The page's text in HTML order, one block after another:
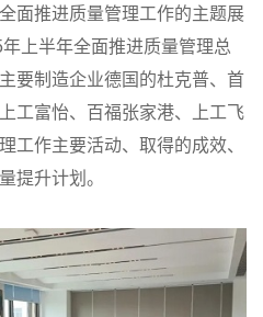
面推进质量管理工作的主题展
上半年全面推进质量管理总
要制造企业德国的杜克普、首
工富怡、百福张家港、上工飞
工作主要活动、取得的成效、
提升计划。